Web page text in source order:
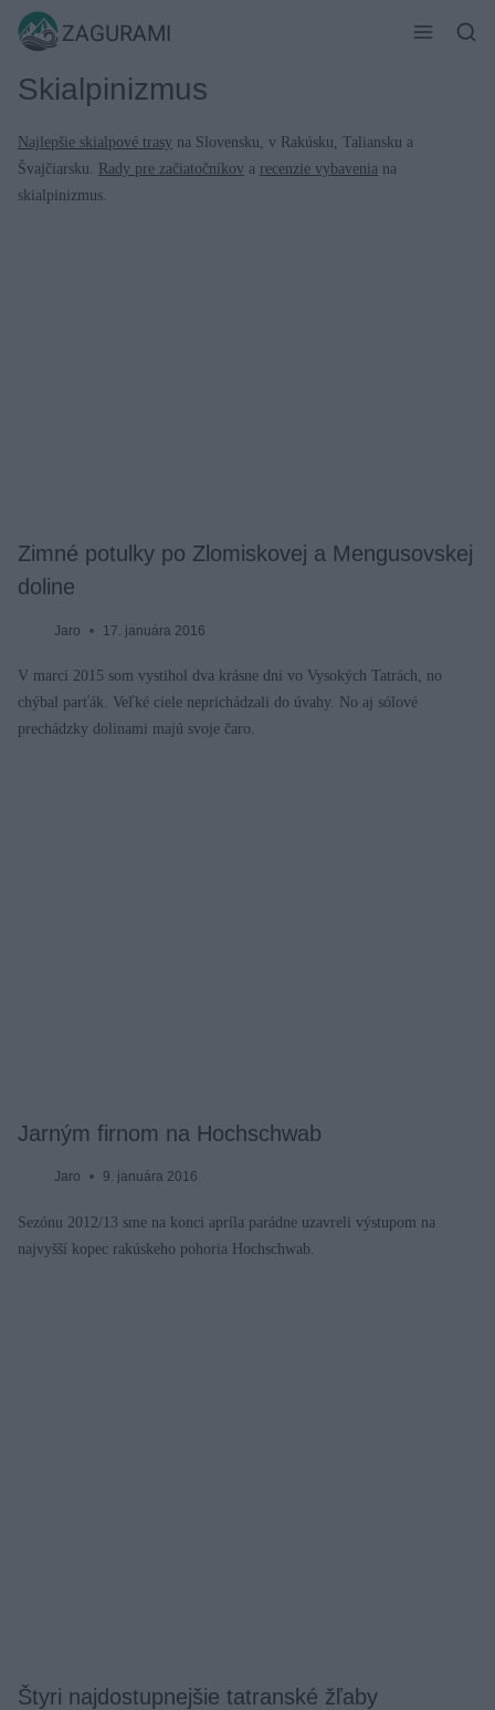
Skip
content
ZAGURAMI
Skialpinizmus
Najlepšie skialpové trasy na Slovensku, v Rakúsku, Taliansku a
Švajčiarsku. Rady pre začiatočníkov a recenzie vybavenia na
skialpinizmus.
Zimné potulky po Zlomiskovej a Mengusovskej
doline
Jaro 17. januára 2016
V marci 2015 som vystihol dva krásne dni vo Vysokých Tatrách, no
chýbal parťák. Veľké ciele neprichádzali do úvahy. No aj sólové
prechádzky dolinami majú svoje čaro.
Jarným firnom na Hochschwab
Jaro 9. januára 2016
Sezónu 2012/13 sme na konci apríla parádne uzavreli výstupom na
najvyšší kopec rakúskeho pohoria Hochschwab.
Štyri najdostupnejšie tatranské žľaby